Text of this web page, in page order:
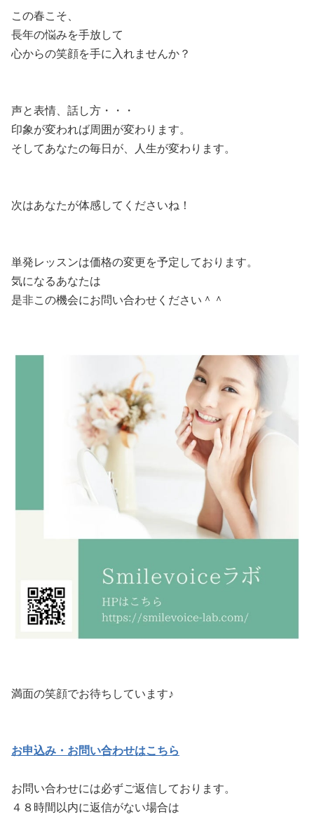
この春こそ、
長年の悩みを手放して
心からの笑顔を手に入れませんか？
声と表情、話し方・・・
印象が変われば周囲が変わります。
そしてあなたの毎日が、人生が変わります。
次はあなたが体感してくださいね！
単発レッスンは価格の変更を予定しております。
気になるあなたは
是非この機会にお問い合わせください＾＾
満面の笑顔でお待ちしています♪
お申込み・お問い合わせはこちら
お問い合わせには必ずご返信しております。
４８時間以内に返信がない場合は